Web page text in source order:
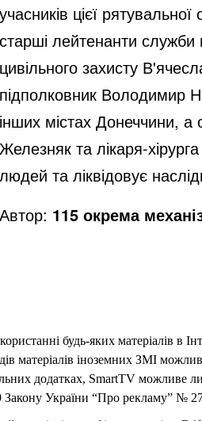
учасників цієї
старші лейтенанти
цивільного захисту
підполковник Володимир
інших містах Донеччини,
Железняк та лікаря-
людей та ліквідовує
Автор: 115 окрема
будь-яких матеріалів в
матеріалів іноземних ЗМІ
додатках, SmartTV можливе
Закону України “Про рекламу” №